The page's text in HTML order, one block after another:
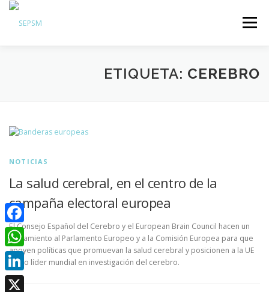
Menú
Comunicación
Inicio sesión
ETIQUETA: CEREBRO
NOTICIAS
La salud cerebral, en el centro de la
campaña electoral europea
El Consejo Español del Cerebro y el European Brain Council hacen un
llamamiento al Parlamento Europeo y a la Comisión Europea para que
apoyen políticas que promuevan la salud cerebral y posicionen a la UE
como líder mundial en investigación del cerebro.
Facebook
WhatsApp
LinkedIn